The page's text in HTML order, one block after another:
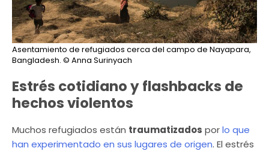
Asentamiento de refugiados cerca del campo de Nayapara,
Bangladesh. © Anna Surinyach
Estrés cotidiano y flashbacks de
hechos violentos
Muchos refugiados están traumatizados porlo que
han experimentado en sus lugares de origen. El estrés